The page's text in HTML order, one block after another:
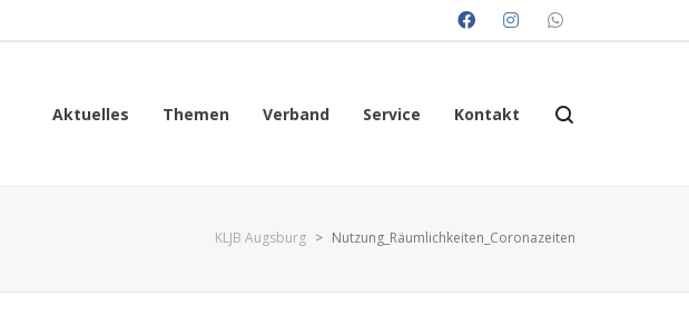
Aktuelles Themen Verband Service Kontakt
KLJB Augsburg > Nutzung_Räumlichkeiten_Coronazeiten